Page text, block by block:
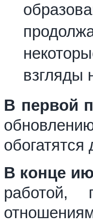
взгляды
В первой
В конце